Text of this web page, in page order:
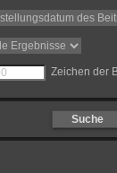
Zeichen der